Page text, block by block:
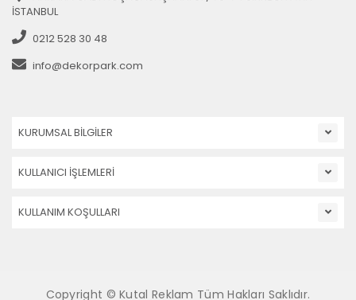
İSTANBUL
0212 528 30 48
info@dekorpark.com
KURUMSAL BİLGİLER
KULLANICI İŞLEMLERİ
KULLANIM KOŞULLARI
Copyright © Kutal Reklam Tüm Hakları Saklıdır.